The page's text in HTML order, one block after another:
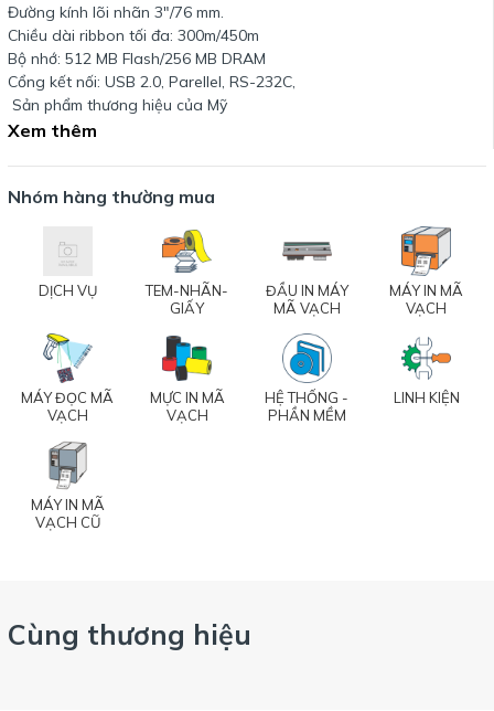
Đường kính lõi nhãn 3"/76 mm.
Chiều dài ribbon tối đa: 300m/450m
Bộ nhớ: 512 MB Flash/256 MB DRAM
Cổng kết nối: USB 2.0, Parellel, RS-232C,
Sản phẩm thương hiệu của Mỹ
Xem thêm
Nhóm hàng thường mua
DỊCH VỤ
TEM-NHÃN-
GIẤY
ĐẦU IN MÁY
MÃ VẠCH
MÁY IN MÃ
VẠCH
MÁY ĐỌC MÃ
VẠCH
MỰC IN MÃ
VẠCH
HỆ THỐNG -
PHẦN MỀM
LINH KIỆN
MÁY IN MÃ
VẠCH CŨ
Cùng thương hiệu